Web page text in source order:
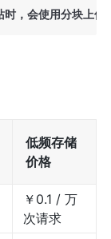
低频存储
价格
￥0.1 / 万
次请求